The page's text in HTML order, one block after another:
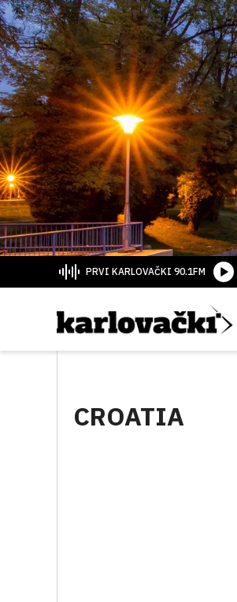
PRVI KARLOVAČKI 90.1FM
CROATIA